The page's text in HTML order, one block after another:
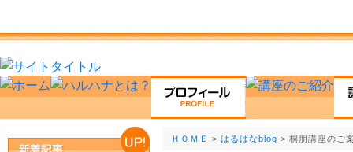
ＨＯＭＥ > はるはなblog > 桐朋講座のご